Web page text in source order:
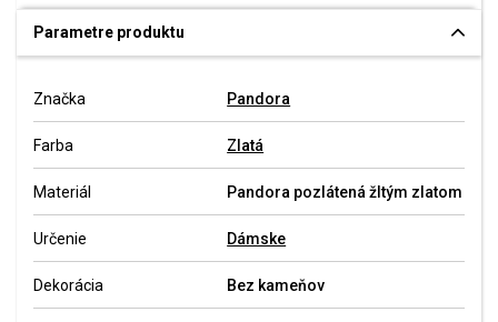
Parametre produktu
Značka Pandora
Farba Zlatá
Materiál Pandora pozlátená žltým zlatom
Určenie Dámske
Dekorácia Bez kameňov